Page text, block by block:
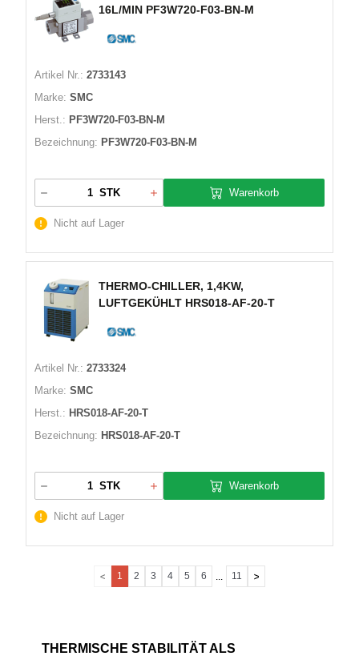
16L/MIN PF3W720-F03-BN-M
Artikel Nr.: 2733143
Marke: SMC
Herst.: PF3W720-F03-BN-M
Bezeichnung: PF3W720-F03-BN-M
STK Warenkorb
Nicht auf Lager
THERMO-CHILLER, 1,4KW,
LUFTGEKÜHLT HRS018-AF-20-T
Artikel Nr.: 2733324
Marke: SMC
Herst.: HRS018-AF-20-T
Bezeichnung: HRS018-AF-20-T
STK Warenkorb
Nicht auf Lager
1 2 3 4 5 6 ... 11
THERMISCHE STABILITÄT ALS